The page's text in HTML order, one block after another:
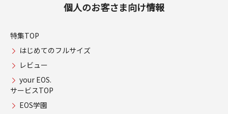
個人のお客さま向け情報
特集TOP
はじめてのフルサイズ
レビュー
your EOS.
サービスTOP
EOS学園